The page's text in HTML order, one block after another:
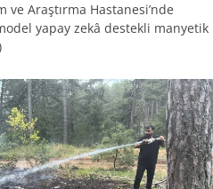
ve Araştırma Hastanesi’nde
yapay zekâ destekli manyetik